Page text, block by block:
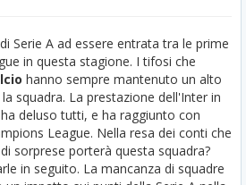
Serie A ad essere entrata tra le prime
in questa stagione. I tifosi che
hanno sempre mantenuto un alto
squadra. La prestazione dell'Inter in
deluso tutti, e ha raggiunto con
League. Nella resa dei conti che
sorprese porterà questa squadra?
in seguito. La mancanza di squadre